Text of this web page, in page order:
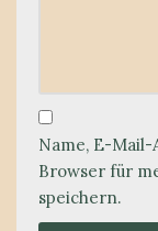
Name, E-Mail-
Browser für
speichern.